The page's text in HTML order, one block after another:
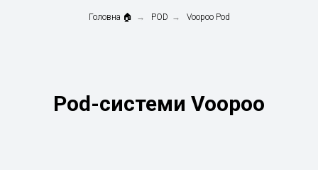
Головна 🏠 → POD → Voopoo Pod
Pod-системи Voopoo